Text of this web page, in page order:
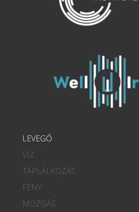
LEVEGŐ
VÍZ
TÁPLÁLKOZÁS
FÉNY
MOZGÁS